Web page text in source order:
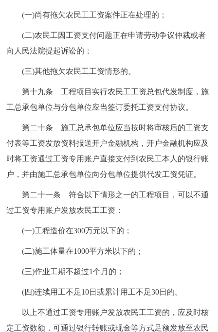
(一)尚有拖欠农民工工资案件正在处理的；
(二)农民工因工资支付问题正在申请劳动争议仲裁或者
向人民法院提起诉讼的；
(三)其他拖欠农民工工资情形的。
第十九条 工程项目实行农民工工资总包代发制度，施
工总承包单位与分包单位应当签订委托工资支付协议。
第二十条 施工总承包单位应当按时将审核后的工资支
付表等工资发放资料报送开户金融机构，开户金融机构应及
时将工资通过工资专用账户直接支付到农民工本人的银行账
户，并由施工总承包单位向分包单位提供代发工资凭证。
第二十一条 符合以下情形之一的工程项目，可以不通
过工资专用账户发放农民工工资：
(一)工程造价在300万元以下的；
(二)施工体量在1000平方米以下的；
(三)作业工期不超过1个月的；
(四)连续用工不足10日或累计用工不足30日的。
以上不通过工资专用账户发放农民工工资的，应及时核
定工资数额，可通过银行转账或现金等方式足额发放至农民